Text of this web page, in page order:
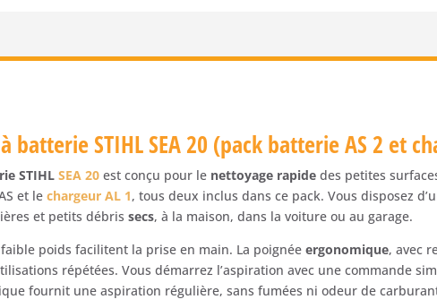
batterie
chargeur
AL
1)
Gamme
AS
batterie STIHL SEA 20 (pack batterie AS 2 et
STIHLSEA 20 est conçu pour le nettoyage rapide des petites
et lechargeur AL 1, tous deux inclus dans ce pack. Vous disposez
et petits débrissecs, à la maison, dans la voiture ou au garage.
poids facilitent la prise en main. La poignéeergonomique, avec
répétées. Vous démarrez l’aspiration avec une commande
fournit une aspiration régulière, sans fumées ni odeur de